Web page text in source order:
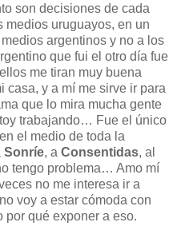
son decisiones de cada
uruguayos, en un
argentinos y no a los
que fui el otro día fue
me tiran muy buena
casa, y a mí me sirve ir para
que lo mira mucha gente
trabajando… Fue el único
el medio de toda la
Sonríe, a Consentidas, al
tengo problema… Amo mí
no me interesa ir a
voy a estar cómoda con
por qué exponer a eso.